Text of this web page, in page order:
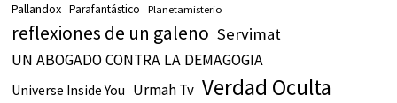
Pallandox Parafantástico Planetamisterio
reflexiones de un galeno Servimat
UN ABOGADO CONTRA LA DEMAGOGIA
Universe Inside You Urmah Tv Verdad Oculta